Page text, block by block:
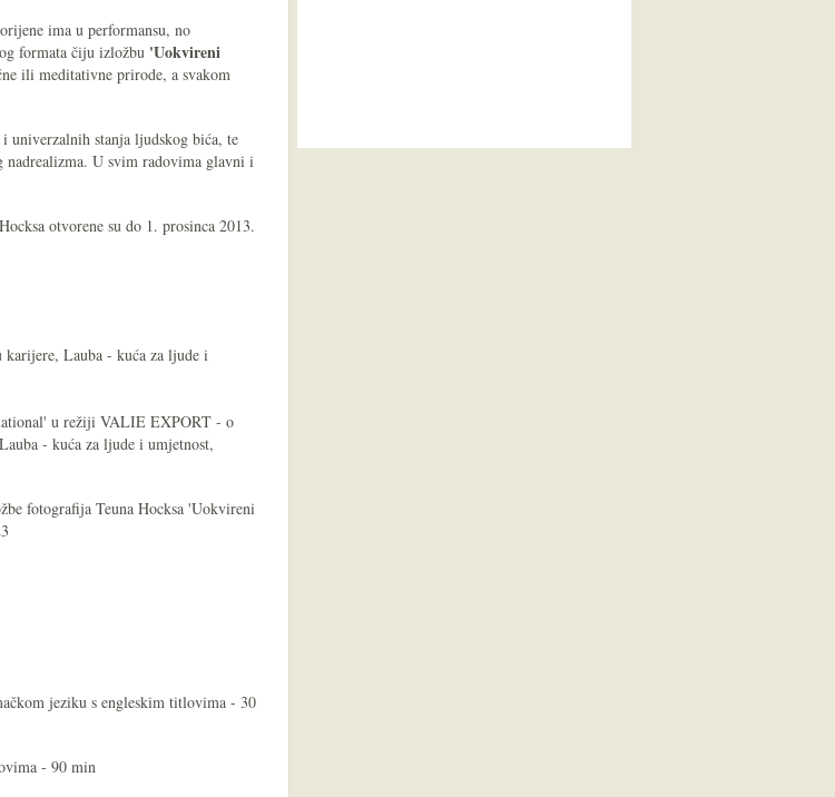
ima u performansu, no
formata čiju izložbu 'Uokvireni
ili meditativne prirode, a svakom
univerzalnih stanja ljudskog bića, te
U svim radovima glavni i
otvorene su do 1. prosinca 2013.
karijere, Lauba - kuća za ljude i
u režiji VALIE EXPORT - o
- kuća za ljude i umjetnost,
fotografija Teuna Hocksa 'Uokvireni
jeziku s engleskim titlovima - 30
- 90 min